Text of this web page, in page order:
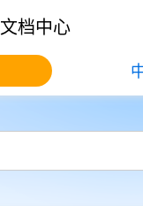
文档中心